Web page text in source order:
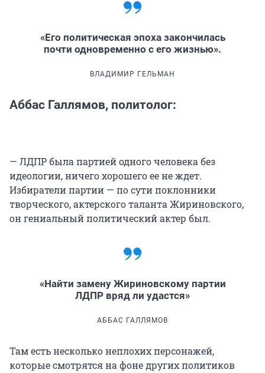
«Его политическая эпоха закончилась
почти одновременно с его жизнью».
ВЛАДИМИР ГЕЛЬМАН
Аббас Галлямов, политолог:
— ЛДПР была партией одного человека без
идеологии, ничего хорошего ее не ждет.
Избиратели партии — по сути поклонники
творческого, актерского таланта Жириновского,
он гениальный политический актер был.
«Найти замену Жириновскому партии
ЛДПР вряд ли удастся»
АББАС ГАЛЛЯМОВ
Там есть несколько неплохих персонажей,
которые смотрятся на фоне других политиков